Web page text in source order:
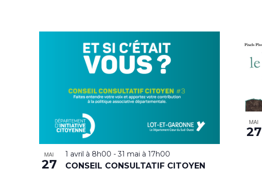
MAI
27
1 avril à 8h00 -31 mai à 17h00
CONSEIL CONSULTATIF CITOYEN
MAI
27